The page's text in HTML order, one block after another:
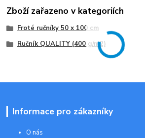
Zboží zařazeno v kategoriích
Froté ručníky 50 x 100 cm
Ručník QUALITY (400 g/m2)
Informace pro zákazníky
O nás